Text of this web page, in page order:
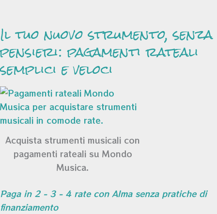
Il tuo nuovo strumento, senza
pensieri: pagamenti rateali
semplici e veloci
Acquista strumenti musicali con
pagamenti rateali su Mondo
Musica.
Paga in 2 - 3 - 4 rate con Alma senza pratiche di
finanziamento